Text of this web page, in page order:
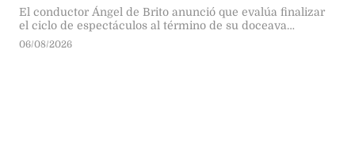
El conductor Ángel de Brito anunció que evalúa finalizar
el ciclo de espectáculos al término de su doceava
temporada al aire. El periodista señaló su intención de
06/08/2026